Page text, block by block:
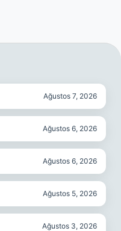
Ağustos 7, 2026
Ağustos 6, 2026
Ağustos 6, 2026
Ağustos 5, 2026
Ağustos 3, 2026